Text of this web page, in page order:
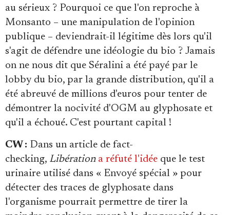
au sérieux ? Pourquoi ce que l'on reproche à
Monsanto – une manipulation de l'opinion
publique – deviendrait-il légitime dès lors qu'il
s'agit de défendre une idéologie du bio ? Jamais
on ne nous dit que Séralini a été payé par le
lobby du bio, par la grande distribution, qu'il a
été abreuvé de millions d'euros pour tenter de
démontrer la nocivité d'OGM au glyphosate et
qu'il a échoué. C'est pourtant capital !
CW : Dans un article de fact-
checking, Libération a réfuté l'idée que le test
urinaire utilisé dans « Envoyé spécial » pour
détecter des traces de glyphosate dans
l'organisme pourrait permettre de tirer la